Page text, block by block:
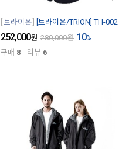
트라이온 [트라이온/TRION] TH-002
252,000원 280,000원 10%
구매 8 리뷰 6